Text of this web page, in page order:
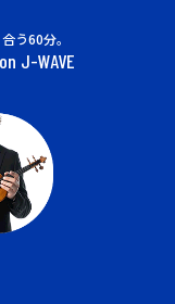
う60分。
J-WAVE